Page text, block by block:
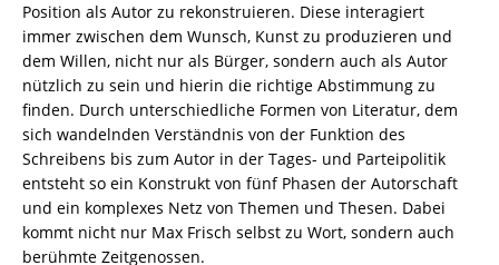
Position als Autor zu rekonstruieren. Diese interagiert
immer zwischen dem Wunsch, Kunst zu produzieren und
dem Willen, nicht nur als Bürger, sondern auch als Autor
nützlich zu sein und hierin die richtige Abstimmung zu
finden. Durch unterschiedliche Formen von Literatur, dem
sich wandelnden Verständnis von der Funktion des
Schreibens bis zum Autor in der Tages- und Parteipolitik
entsteht so ein Konstrukt von fünf Phasen der Autorschaft
und ein komplexes Netz von Themen und Thesen. Dabei
kommt nicht nur Max Frisch selbst zu Wort, sondern auch
berühmte Zeitgenossen.